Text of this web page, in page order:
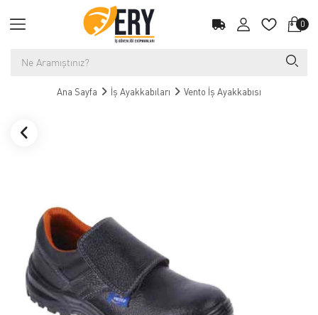
0
Ana Sayfa İş Ayakkabıları Vento İş Ayakkabısı